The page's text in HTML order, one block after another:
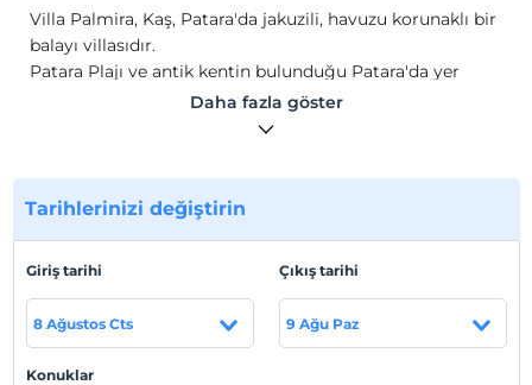
Villa Palmira, Kaş, Patara'da jakuzili, havuzu korunaklı bir
balayı villasıdır.
Patara Plajı ve antik kentin bulunduğu Patara'da yer
almaktadır. Korunaklı havuzu ile muhafazakar balayı
çiftlerimiz için ideal bir villadır.
Kaş Patara bölgesinde konumlanmaktadır.
Daha fazla göster
Tarihlerinizi değiştirin
Giriş tarihi
8 Ağustos Cts
Çıkış tarihi
9 Ağu Paz
Konuklar